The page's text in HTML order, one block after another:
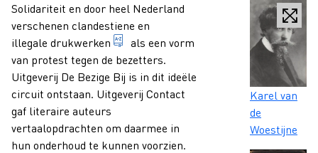
Solidariteit en door heel Nederland
verschenen clandestiene en
illegale drukwerken
publicatie waarvoor de auteur of een
als een vorm
van protest tegen de bezetters.
Uitgeverij De Bezige Bij is in dit ideële
circuit ontstaan. Uitgeverij Contact
gaf literaire auteurs
vertaalopdrachten om daarmee in
hun onderhoud te kunnen voorzien.
Caption
Karel van
de
Woestijne